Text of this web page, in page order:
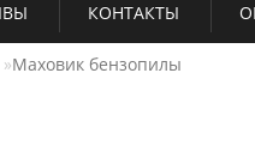
КОНТАКТЫ
Маховик бензопилы